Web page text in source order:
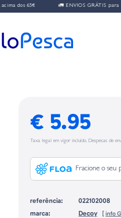
dos 65€ 🚛 ENVIOS GRÁTIS para
€ 5.95
Taxa legal em vigor incluído. Despesas de
Fracione o
referência:
022102008
marca:
Decoy [ info